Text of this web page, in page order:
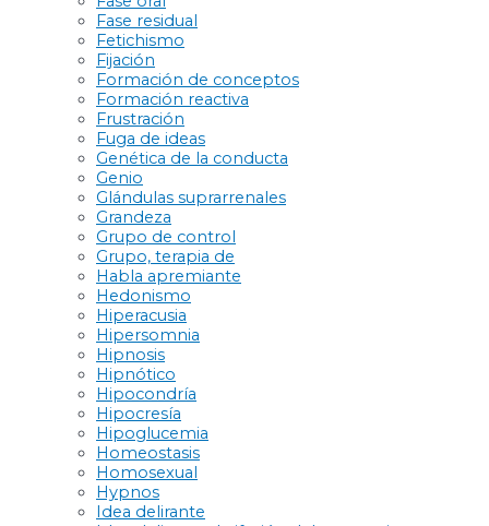
Fase residual
Fetichismo
Fijación
Formación de conceptos
Formación reactiva
Frustración
Fuga de ideas
Genética de la conducta
Genio
Glándulas suprarrenales
Grandeza
Grupo de control
Grupo, terapia de
Habla apremiante
Hedonismo
Hiperacusia
Hipersomnia
Hipnosis
Hipnótico
Hipocondría
Hipocresía
Hipoglucemia
Homeostasis
Homosexual
Hypnos
Idea delirante